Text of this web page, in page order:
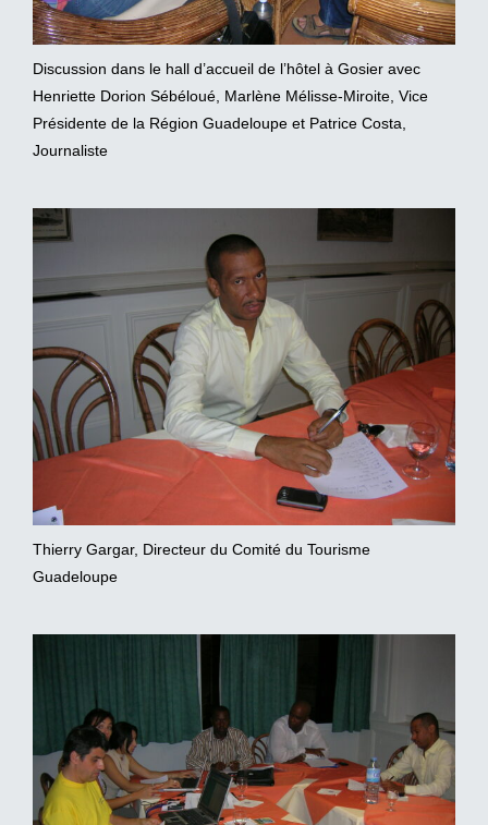
Discussion dans le hall d’accueil de l’hôtel à Gosier avec
Henriette Dorion Sébéloué, Marlène Mélisse-Miroite, Vice
Présidente de la Région Guadeloupe et Patrice Costa,
Journaliste
Thierry Gargar, Directeur du Comité du Tourisme
Guadeloupe